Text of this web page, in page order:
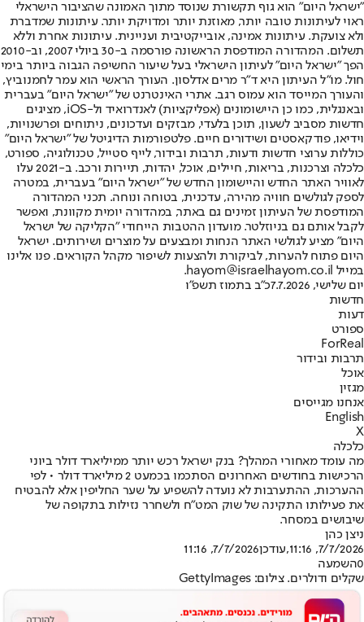
"ישראל היום" הוא גוף תקשורת שנוסד מתוך האמונה שהציבור הישראלי
ראוי לעיתונות טובה יותר, מאוזנת יותר ומדויקת יותר. עיתונות שמדברת
ולא צועקת. עיתונות אמינה, אובייקטיבית ועניינית. עיתונות אחרת וללא
תשלום. המהדורה המודפסת הראשונה פורסמה ב-30 ביולי 2007, וב-2010
הפך "ישראל היום" לעיתון הישראלי בעל שיעור החשיפה הגבוה ביותר בימי
חול. מו"ל העיתון היא ד"ר מרים אדלסון. העורך הראשי הוא עמר לחמנוביץ,
והעורך המייסד הוא עמוס רגב. אתרי האינטרנט של "ישראל היום" בעברית
ובאנגלית, כמו כן היישומונים (אפליקציות) לאנדרואיד ול-iOS, מציגים
חדשות מסביב לשעון, תוכן בלעדי, מבזקים ועדכונים, ניתוחים ופרשנויות,
וידיאו, פודקאסטים ושידורים חיים. פלטפורמות הדיגיטל של "ישראל היום"
כוללות ערוצי חדשות ודעות, תרבות ובידור, לייף סטייל, טכנולוגיה, ספורט,
כלכלה וצרכנות, בריאות, חיילים, אוכל, יהדות, תיירות ורכב. ב-2021 עלו
לאוויר האתר החדש והיישומון החדש של "ישראל היום" בעברית, במטרה
לספק לגולשים חוויה מהירה, עדכנית, בטוחה ונוחה. תכני המהדורה
המודפסת של העיתון זמינים גם באתר, במהדורה יומית מקוונת, ואפשר
לקבל אותם גם בניוזלטר. מועדון ההטבות הייחודי "הקליקה של ישראל
היום" מציע לגולשי האתר הנחות ומבצעים על מוצרים ושירותים. ישראל
היום פתוח להערות, לביקורת ולהצעות לשיפור מקהל הקוראים. פנו אלינו
במייל hayom@israelhayom.co.il.
יום שלישי, 7.7.2026
כ"ב בתמוז תשפ"ו
חדשות
דעות
ספורט
ForReal
תרבות ובידור
אוכל
מגזין
אנחנו מגייסים
English
X
כלכלה
מה עומד מאחורי המהלך? בנק ישראל רכש יותר ממיליארד דולר ביוני
הרכישות בחודשים האחרונים הסתכמו בכמעט 2 מיליארד דולר • לפי
ההערכות, ההתערבות לא נועדה להשפיע על שער החליפין אלא להבטיח
את פעילותו התקינה של שוק המט"ח ולשחרר נזילות בתקופה של
שיבושים במסחר.
ניצן כהן
7/7/2026, 11:16
,עודכן7/7/2026, 11:16
0השמעה
שקלים ודולרים. צילום: GettyImages